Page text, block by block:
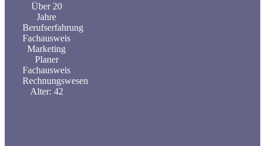
Über 20
Jahre
Berufserfahrung
Fachausweis
Marketing
Planer
Fachausweis
Rechnungswesen
Alter: 42